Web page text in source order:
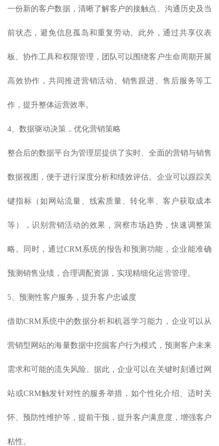
一份新的客户数据，清晰了解客户的接触点、沟通历史及当
前状态，避免信息孤岛和重复劳动。此外，通过共享仪表
板、协作工具和权限管理，团队可以围绕客户生命周期开展
高效协作，共同推进营销活动、销售跟进、售后服务等工
作，提升整体运营效率。
4、数据驱动决策，优化营销策略
整合后的数据平台为管理层提供了实时、全面的营销与销售
数据视图，便于进行深度分析和绩效评估。企业可以跟踪关
键指标（如网站流量、线索质量、转化率、客户获取成本
等），识别营销活动的效果，洞察市场趋势，快速调整策
略。同时，通过CRM系统的报告和预测功能，企业能准确
预测销售业绩，合理调配资源，实现精细化运营管理。
5、预测性客户服务，提升客户忠诚度
借助CRM系统中的数据分析和机器学习能力，企业可以从
营销型网站的海量数据中挖掘客户行为模式，预测客户未来
需求和可能的流失风险。据此，企业可以在关键时刻通过网
站或CRM触发针对性的服务举措，如个性化介绍、适时关
怀、预防性维护等，提前干预，提升客户满意度，增强客户
粘性。